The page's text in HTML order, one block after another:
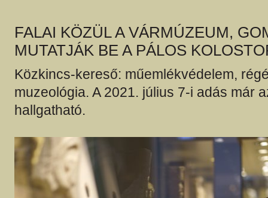
FALAI KÖZÜL A VÁRMÚZEUM,
MUTATJÁK BE A PÁLOS
Közkincs-kereső: műemlékvédelem,
muzeológia. A 2021. július 7-i adás már
hallgatható.